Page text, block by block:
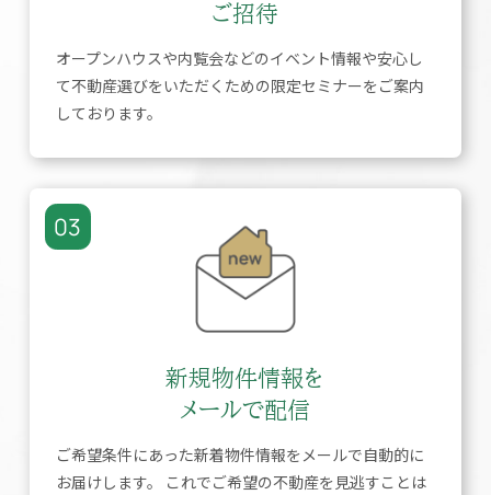
ご招待
オープンハウスや内覧会などのイベント情報や安心し
て不動産選びをいただくための限定セミナーをご案内
しております。
03
新規物件情報を
メールで配信
ご希望条件にあった新着物件情報をメールで自動的に
お届けします。 これでご希望の不動産を見逃すことは